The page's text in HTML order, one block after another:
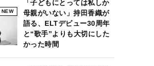
NEW
「子どもにとっては私しか
母親がいない」持田香織が
語る、ELTデビュー30周年
と“歌手”よりも大切にした
かった時間